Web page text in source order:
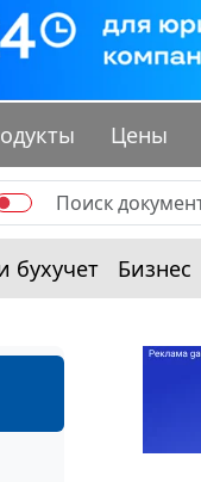
Цены
бухучет Бизнес